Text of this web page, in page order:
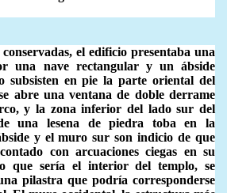
el edificio presentaba una
una nave rectangular y un ábside
subsisten en pie la parte oriental del
abre una ventana de doble derrame
y la zona inferior del lado sur del
una lesena de piedra toba en la
y el muro sur son indicio de que
con arcuaciones ciegas en su
que sería el interior del templo, se
pilastra que podría corresponderse